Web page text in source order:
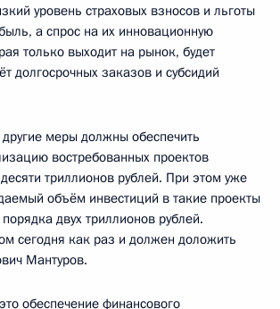
уровень страховых взносов и льготы
а спрос на их инновационную
только выходит на рынок, будет
долгосрочных заказов и субсидий
меры должны обеспечить
востребованных проектов
триллионов рублей. При этом уже
объём инвестиций в такие проекты
двух триллионов рублей.
сегодня как раз и должен доложить
Мантуров.
обеспечение финансового